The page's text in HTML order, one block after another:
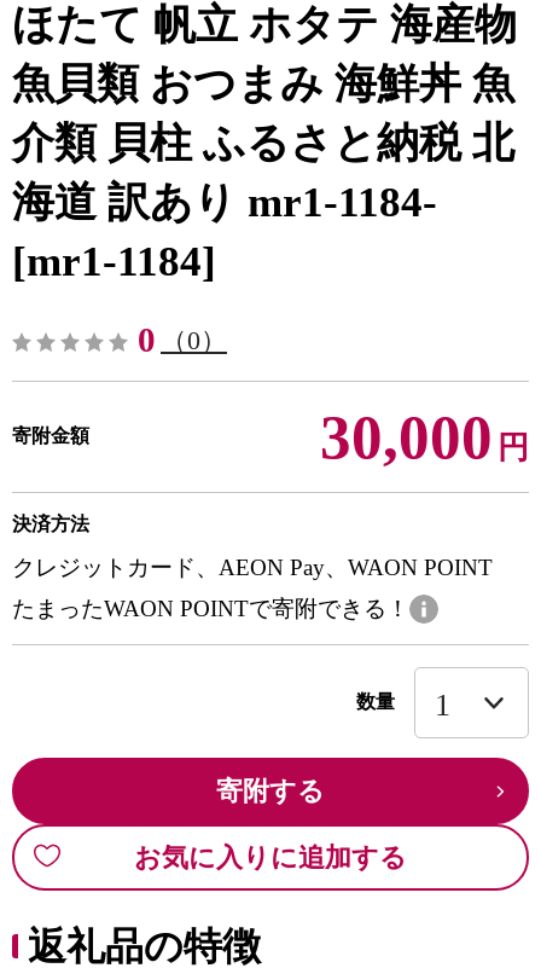
ほたて 帆立 ホタテ 海産物
魚貝類 おつまみ 海鮮丼 魚
介類 貝柱 ふるさと納税 北
海道 訳あり mr1-1184-
[mr1-1184]
0 （0）
寄附金額 30,000 円
決済方法
クレジットカード、AEON Pay、WAON POINT
たまったWAON POINTで寄附できる！
数量
寄附する
お気に入りに追加する
返礼品の特徴